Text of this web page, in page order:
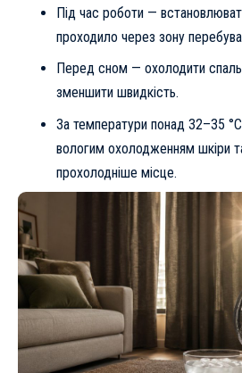
Під час роботи —
проходило через зону
Перед сном — охолодити
зменшити швидкість.
За температури понад 32–35
вологим охолодженням шкіри
прохолодніше місце.